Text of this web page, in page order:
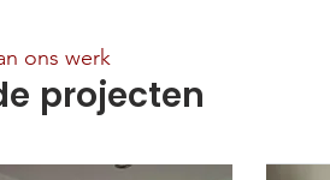
ons werk
projecten